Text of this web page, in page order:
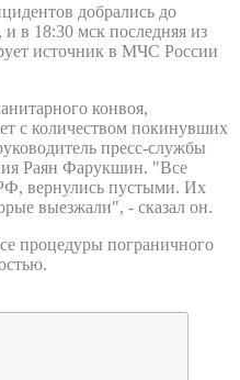
добрались до
в 18:30 мск последняя из
источник в МЧС России
конвоя,
с количеством покинувших
пресс-службы
Раян Фарукшин. "Все
вернулись пустыми. Их
выезжали", - сказал он.
процедуры пограничного